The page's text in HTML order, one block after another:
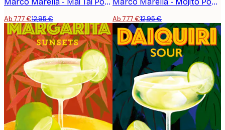
Ab 7,77 €12,95 € Ab 7,77 €12,95 €